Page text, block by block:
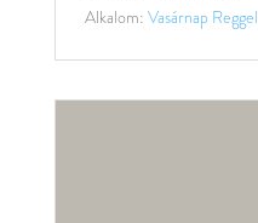
Alkalom: Vasárnap Reggel